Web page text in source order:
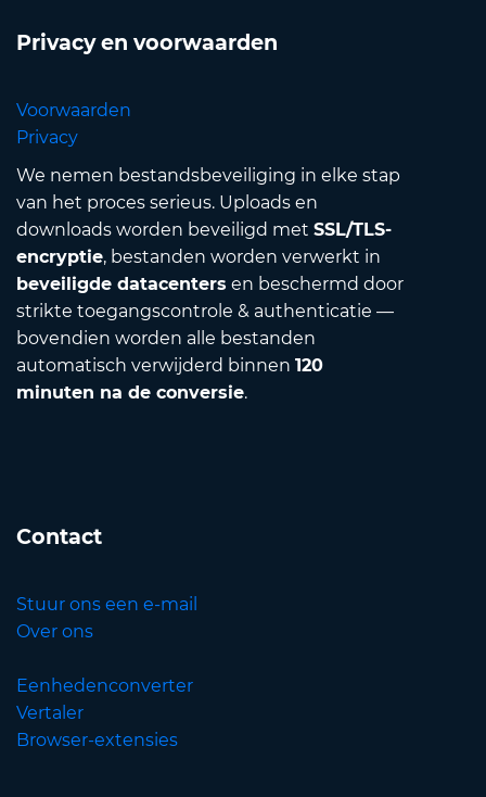
Privacy en voorwaarden
Voorwaarden
Privacy
We nemen bestandsbeveiliging in elke stap
van het proces serieus. Uploads en
downloads worden beveiligd met SSL/TLS-
encryptie, bestanden worden verwerkt in
beveiligde datacenters en beschermd door
strikte toegangscontrole & authenticatie —
bovendien worden alle bestanden
automatisch verwijderd binnen 120
minuten na de conversie.
Contact
Stuur ons een e-mail
Over ons
Eenhedenconverter
Vertaler
Browser-extensies